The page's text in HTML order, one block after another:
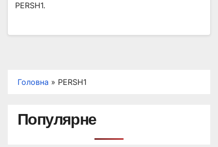
PERSH1.
Головна » PERSH1
Популярне